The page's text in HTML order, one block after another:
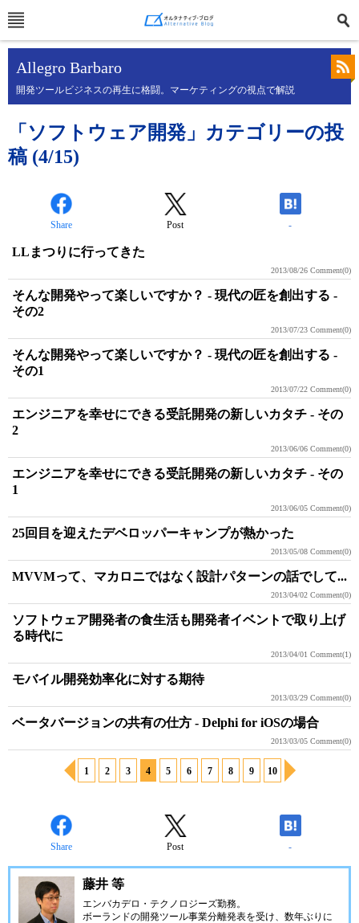
Allegro Barbaro
開発ツールビジネスの再生に格闘。マーケティングの視点で解説
「ソフトウェア開発」カテゴリーの投
稿 (4/15)
Share Post -
LLまつりに行ってきた
2013/08/26 Comment(0)
そんな開発やって楽しいですか？ - 現代の匠を創出する -
その2
2013/07/23 Comment(0)
そんな開発やって楽しいですか？ - 現代の匠を創出する -
その1
2013/07/22 Comment(0)
エンジニアを幸せにできる受託開発の新しいカタチ - その
2
2013/06/06 Comment(0)
エンジニアを幸せにできる受託開発の新しいカタチ - その
1
2013/06/05 Comment(0)
25回目を迎えたデベロッパーキャンプが熱かった
2013/05/08 Comment(0)
MVVMって、マカロニではなく設計パターンの話でして...
2013/04/02 Comment(0)
ソフトウェア開発者の食生活も開発者イベントで取り上げ
る時代に
2013/04/01 Comment(1)
モバイル開発効率化に対する期待
2013/03/29 Comment(0)
ベータバージョンの共有の仕方 - Delphi for iOSの場合
2013/03/05 Comment(0)
1 2 3 4 5 6 7 8 9 10
Share Post -
藤井 等
エンバカデロ・テクノロジーズ勤務。
ボーランドの開発ツール事業分離発表を受け、数年ぶりに